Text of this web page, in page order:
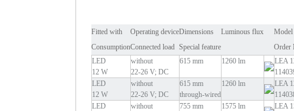
Fitted with
Consumption
Operating device
Connected load
Dimensions
Special feature
Luminous flux
Model
Order
LED
12 W
without
22-26 V; DC
615 mm 1260 lm
LEA
LED
12 W
without
22-26 V; DC
615 mm
through-wired
1260 lm
LEA
LED
without
755 mm 1575 lm
LEA